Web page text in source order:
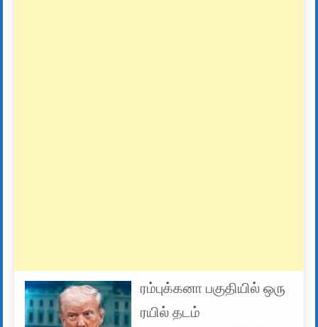
ரம்புக்கனா பகுதியில் ஒரு
ரயில் தடம்